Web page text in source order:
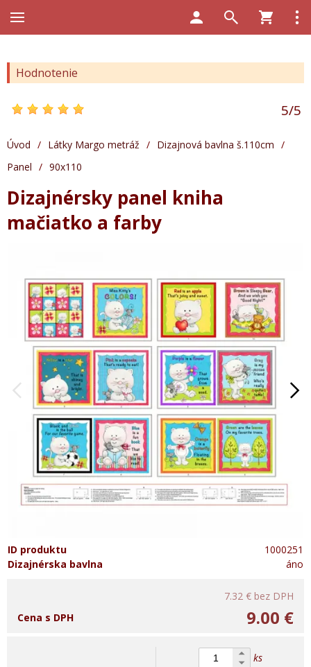
Hodnotenie
5/5
Úvod / Látky Margo metráž / Dizajnová bavlna š.110cm /
Panel / 90x110
Dizajnérsky panel kniha
mačiatko a farby
ID produktu
1000251
Dizajnérska bavlna
áno
7.32 € bez DPH
9.00 €
Cena s DPH
ks